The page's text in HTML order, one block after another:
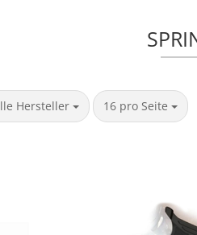
Hersteller
Seite 16 pro Seite
pro Seite